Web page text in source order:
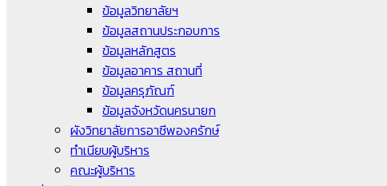
ข้อมูลวิทยาลัยฯ
ข้อมูลสถานประกอบการ
ข้อมูลหลักสูตร
ข้อมูลอาคาร สถานที่
ข้อมูลครุภัณฑ์
ข้อมูลจังหวัดนครนายก
ผังวิทยาลัยการอาชีพองครักษ์
ทำเนียบผู้บริหาร
คณะผู้บริหาร